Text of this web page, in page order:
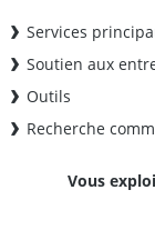
Services
Soutien aux
Outils
Recherche
Vous